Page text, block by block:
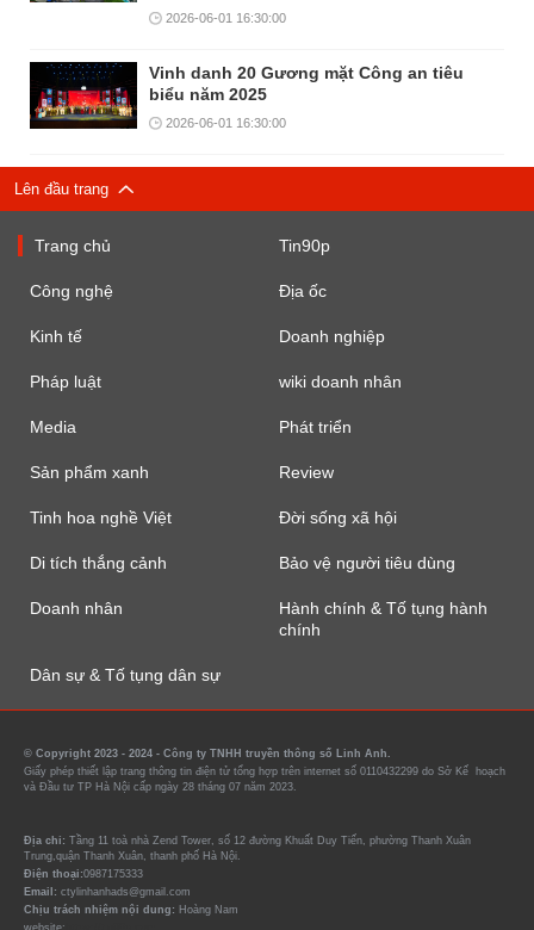
2026-06-01 16:30:00
Vinh danh 20 Gương mặt Công an tiêu
biểu năm 2025
2026-06-01 16:30:00
Lên đầu trang
Trang chủ Tin90p
Công nghệ Địa ốc
Kinh tế Doanh nghiệp
Pháp luật wiki doanh nhân
Media Phát triển
Sản phẩm xanh Review
Tinh hoa nghề Việt Đời sống xã hội
Di tích thắng cảnh Bảo vệ người tiêu dùng
Doanh nhân
Hành chính & Tố tụng hành
chính
Dân sự & Tố tụng dân sự
© Copyright 2023 - 2024 - Công ty TNHH truyền thông số Linh Anh.
Giấy phép thiết lập trang thông tin điện tử tổng hợp trên internet số 0110432299 do Sở Kế hoạch
và Đầu tư TP Hà Nội cấp ngày 28 tháng 07 năm 2023.
Địa chỉ: Tầng 11 toà nhà Zend Tower, số 12 đường Khuất Duy Tiến, phường Thanh Xuân
Trung,quận Thanh Xuân, thanh phố Hà Nội.
Điện thoại:0987175333
Email: ctylinhanhads@gmail.com
Chịu trách nhiệm nội dung: Hoàng Nam
website: